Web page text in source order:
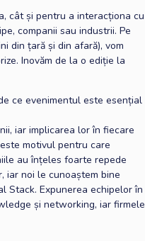
cât și pentru a interacționa cu
companii sau industrii. Pe
din țară și din afară), vom
Inovăm de la o ediție la
ce evenimentul este esențial
iar implicarea lor în fiecare
motivul pentru care
au înțeles foarte repede
iar noi le cunoaștem bine
Stack. Expunerea echipelor în
și networking, iar firmele